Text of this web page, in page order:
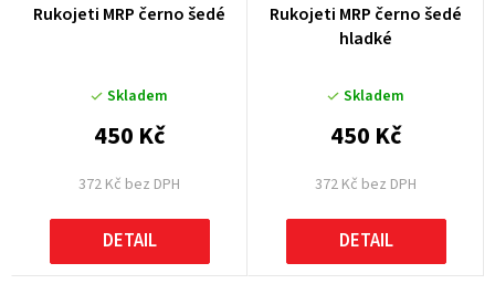
Rukojeti MRP černo šedé
Skladem
372 Kč bez DPH
450 Kč
DETAIL
Rukojeti MRP černo šedé
hladké
Skladem
372 Kč bez DPH
450 Kč
DETAIL